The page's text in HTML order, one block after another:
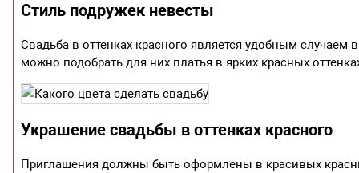
Стиль подружек невесты
Свадьба в оттенках красного является удобным
можно подобрать для них платья в ярких красных
Украшение свадьбы в оттенках красного
Приглашения должны быть оформлены в красивых